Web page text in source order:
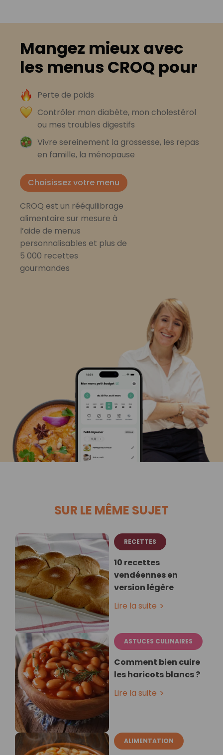
Mangez mieux avec
les menus CROQ pour
Perte de poids
Contrôler mon diabète, mon cholestérol
ou mes troubles digestifs
Vivre sereinement la grossesse, les repas
en famille, la ménopause
Choisissez votre menu
CROQ est un rééquilibrage
alimentaire sur mesure à
l’aide de menus
personnalisables et plus de
5 000 recettes
gourmandes
SUR LE MÊME SUJET
RECETTES
10 recettes
vendéennes en
version légère
Lire la suite
ASTUCES CULINAIRES
Comment bien cuire
les haricots blancs ?
Lire la suite
ALIMENTATION